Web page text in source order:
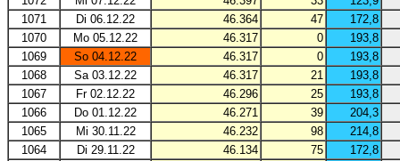
1071
Di 06.12.22 46.364 47
172,8
1070
Mo 05.12.22 46.317 0
193,8
1069
So 04.12.22 46.317 0
193,8
1068
Sa 03.12.22 46.317 21
193,8
1067
Fr 02.12.22 46.296 25
193,8
1066
Do 01.12.22 46.271 39
204,3
1065
Mi 30.11.22 46.232 98
214,8
1064
Di 29.11.22 46.134 75
172,8